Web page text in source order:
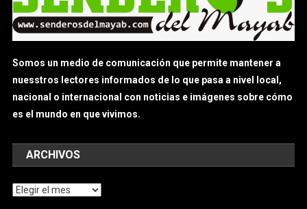
Somos un medio de comunicación que permite mantener a
nuesstros lectores informados de lo que pasa a nivel local,
nacional o internacional con noticias e imágenes sobre cómo
es el mundo en que vivimos.
ARCHIVOS
Archivos